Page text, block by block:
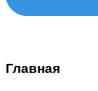
Главная